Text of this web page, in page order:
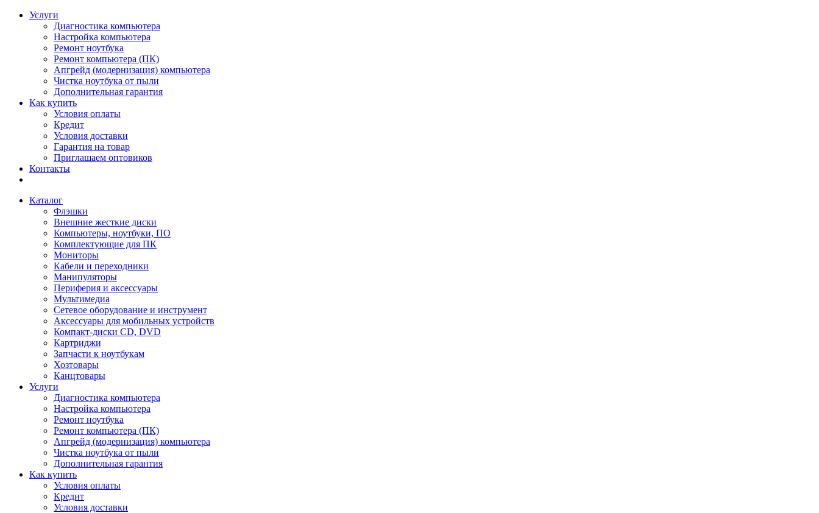
Услуги
Диагностика компьютера
Настройка компьютера
Ремонт ноутбука
Ремонт компьютера (ПК)
Апгрейд (модернизация) компьютера
Чистка ноутбука от пыли
Дополнительная гарантия
Как купить
Условия оплаты
Кредит
Условия доставки
Гарантия на товар
Приглашаем оптовиков
Контакты
Каталог
Флэшки
Внешние жесткие диски
Компьютеры, ноутбуки, ПО
Комплектующие для ПК
Мониторы
Кабели и переходники
Манипуляторы
Периферия и аксессуары
Мультимедиа
Сетевое оборудование и инструмент
Аксессуары для мобильных устройств
Компакт-диски CD, DVD
Картриджи
Запчасти к ноутбукам
Хозтовары
Канцтовары
Услуги
Диагностика компьютера
Настройка компьютера
Ремонт ноутбука
Ремонт компьютера (ПК)
Апгрейд (модернизация) компьютера
Чистка ноутбука от пыли
Дополнительная гарантия
Как купить
Условия оплаты
Кредит
Условия доставки